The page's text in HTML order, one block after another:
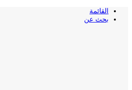
القائمة
بحث عن